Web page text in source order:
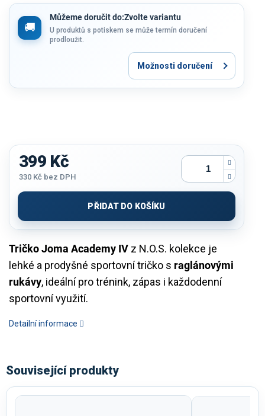
Můžeme doručit do:Zvolte variantu
U produktů s potiskem se může termín doručení
prodloužit.
Možnosti doručení
Tričko Joma Academy IV z N.O.S. kolekce je
lehké a prodyšné sportovní tričko s raglánovými
rukávy, ideální pro trénink, zápas i každodenní
sportovní využití.
Detailní informace
399 Kč
330 Kč bez DPH
cena:
PŘIDAT DO KOŠÍKU
Související produkty